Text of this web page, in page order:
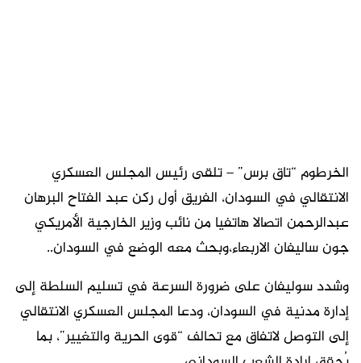
الخرطوم “تاق برس” – تلقى رئيس المجلس العسكري
الانتقالي في السودان، الفريق أول ركن عبد الفتاح البرهان
عبدالرحمن اتصالا هاتفيا من نائب وزير الخارجية الأمريكي
جون ساليفان الاربعاء،وبحث معه الوضع في السودان..
وشدد سوليفان على ضرورة السرعة في تسليم السلطة إلى
إدارة مدنية في السودان، ودعا المجلس العسكري الانتقالي
إلى التوصل لاتفاق مع تحالف “قوى الحرية والتغيير”، بما